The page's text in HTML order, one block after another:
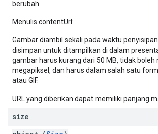
berubah.
Menulis contentUrl:
Gambar diambil sekali pada waktu
disimpan untuk ditampilkan di dalam
gambar harus kurang dari 50 MB, tidak boleh
megapiksel, dan harus dalam salah satu
atau GIF.
URL yang diberikan dapat memiliki panjang
size